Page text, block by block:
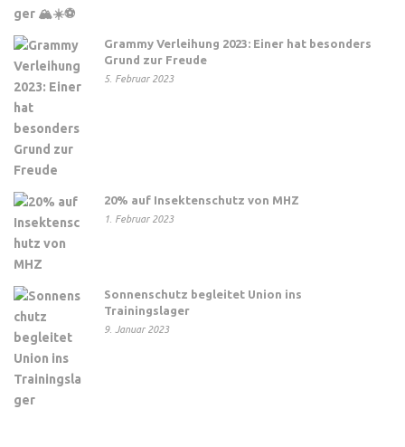
Grammy Verleihung 2023: Einer hat besonders
Grund zur Freude
5. Februar 2023
20% auf Insektenschutz von MHZ
1. Februar 2023
Sonnenschutz begleitet Union ins
Trainingslager
9. Januar 2023